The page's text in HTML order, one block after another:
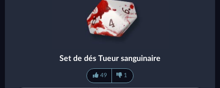
Set de dés Tueur sanguinaire
49 1